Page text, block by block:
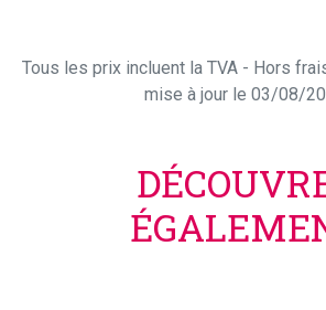
Tous les prix incluent la TVA - Hors
mise à jour le 03/08/